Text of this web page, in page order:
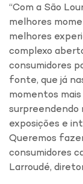
“Com a São
melhores
melhores
complexo
consumidores
fonte, que já
momentos
surpreendendo
exposições e
Queremos
consumidores
Larroudé,